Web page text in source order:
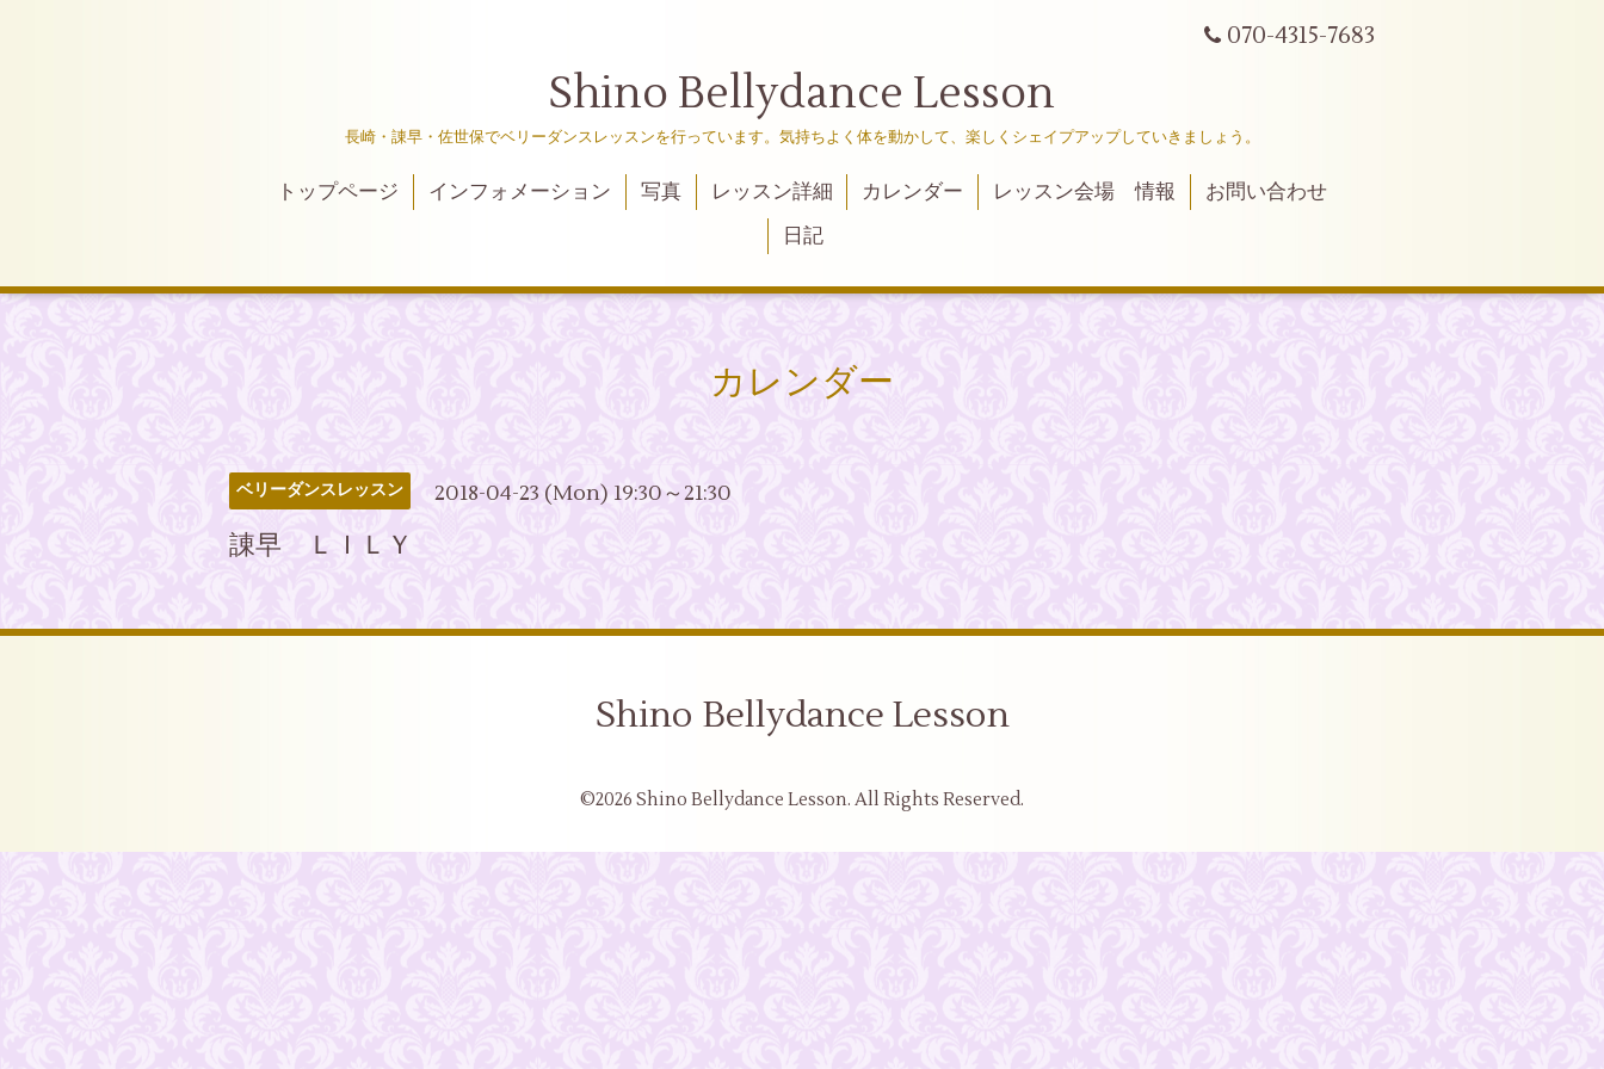
070-4315-7683
Shino Bellydance Lesson
長崎・諌早・佐世保でベリーダンスレッスンを行っています。気持ちよく体を動かして、楽しくシェイプアップしていきましょう。
トップページ インフォメーション 写真 レッスン詳細 カレンダー レッスン会場 情報
お問い合わせ
日記
カレンダー
ベリーダンスレッスン 2018-04-23 (Mon) 19:30～21:30
諌早 ＬＩＬＹ
Shino Bellydance Lesson
©2026 Shino Bellydance Lesson. All Rights Reserved.